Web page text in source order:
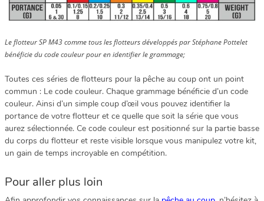
Le flotteur SP M43 comme tous les flotteurs développés par Stéphane Pottelet
bénéficie du code couleur pour en identifier le grammage;
Toutes ces séries de flotteurs pour la pêche au coup ont un point
commun : Le code couleur. Chaque grammage bénéficie d’un code
couleur. Ainsi d’un simple coup d’œil vous pouvez identifier la
portance de votre flotteur et ce quelle que soit la série que vous
aurez sélectionnée. Ce code couleur est positionné sur la partie basse
du corps du flotteur et reste visible lorsque vous manipulez votre kit,
un gain de temps incroyable en compétition.
Pour aller plus loin